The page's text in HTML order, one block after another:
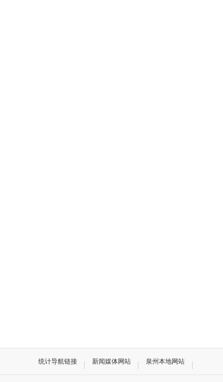
统计导航链接 新闻媒体网站 泉州本地网站